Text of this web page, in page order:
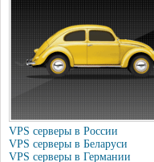
VPS серверы в России
VPS серверы в Беларуси
VPS серверы в Германии